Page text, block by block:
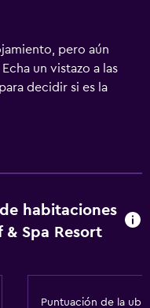
pero aún
un vistazo a las
decidir si es la
habitaciones
& Spa Resort
Puntuación de la